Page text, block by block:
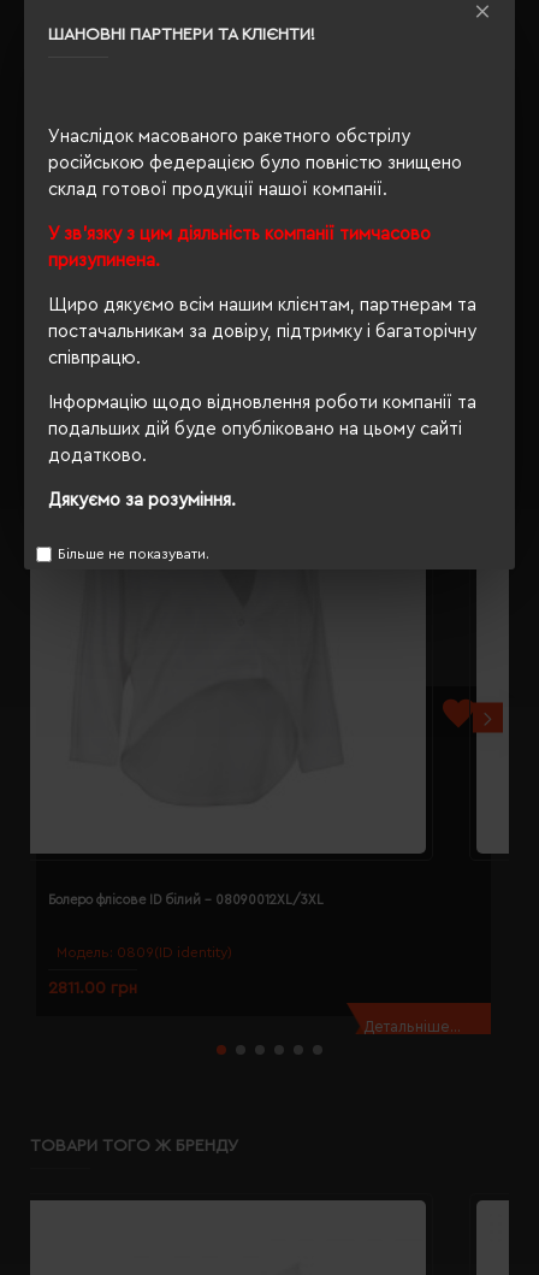
ШАНОВНІ ПАРТНЕРИ ТА КЛІЄНТИ!
Унаслідок масованого ракетного обстрілу
російською федерацією було повністю знищено
склад готової продукції нашої компанії.
У зв'язку з цим діяльність компанії тимчасово
призупинена.
Щиро дякуємо всім нашим клієнтам, партнерам та
постачальникам за довіру, підтримку і багаторічну
співпрацю.
Інформацію щодо відновлення роботи компанії та
подальших дій буде опубліковано на цьому сайті
додатково.
Дякуємо за розуміння.
Більше не показувати.
ОПИС
ВІДГУКИ
РЕКОМЕНДУЄМО
Модель: 0809(ID identity)
Болеро флісове ID білий - 08090012XL/3XL
2811.00 грн
Детальніше...
ТОВАРИ ТОГО Ж БРЕНДУ